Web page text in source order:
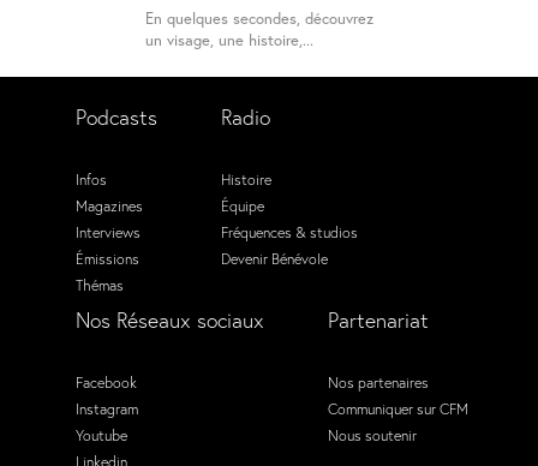
En quelques secondes, découvrez
un visage, une histoire,...
Podcasts
Infos
Magazines
Interviews
Émissions
Thémas
Radio
Histoire
Équipe
Fréquences & studios
Devenir Bénévole
Nos Réseaux sociaux
Facebook
Instagram
Youtube
Linkedin
Partenariat
Nos partenaires
Communiquer sur CFM
Nous soutenir